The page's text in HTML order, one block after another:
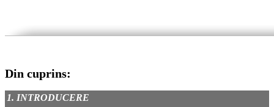
Din cuprins:
1. INTRODUCERE